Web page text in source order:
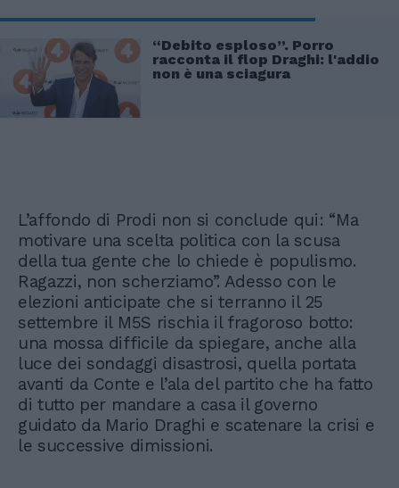
“Debito esploso”. Porro
racconta il flop Draghi: l'addio
non è una sciagura
L’affondo di Prodi non si conclude qui: “Ma
motivare una scelta politica con la scusa
della tua gente che lo chiede è populismo.
Ragazzi, non scherziamo”. Adesso con le
elezioni anticipate che si terranno il 25
settembre il M5S rischia il fragoroso botto:
una mossa difficile da spiegare, anche alla
luce dei sondaggi disastrosi, quella portata
avanti da Conte e l’ala del partito che ha fatto
di tutto per mandare a casa il governo
guidato da Mario Draghi e scatenare la crisi e
le successive dimissioni.